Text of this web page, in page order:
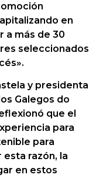
en
a más de 30
seleccionados
y presidenta
Galegos do
que el
para
para
esta razón, la
en estos